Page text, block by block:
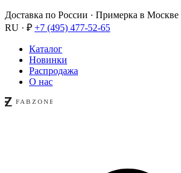
Доставка по России · Примерка в
RU · ₽ +7 (495) 477-52-65
Каталог
Новинки
Распродажа
О нас